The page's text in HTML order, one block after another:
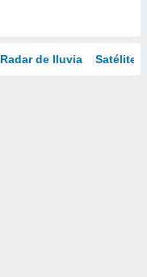
Radar de lluvia Satélites